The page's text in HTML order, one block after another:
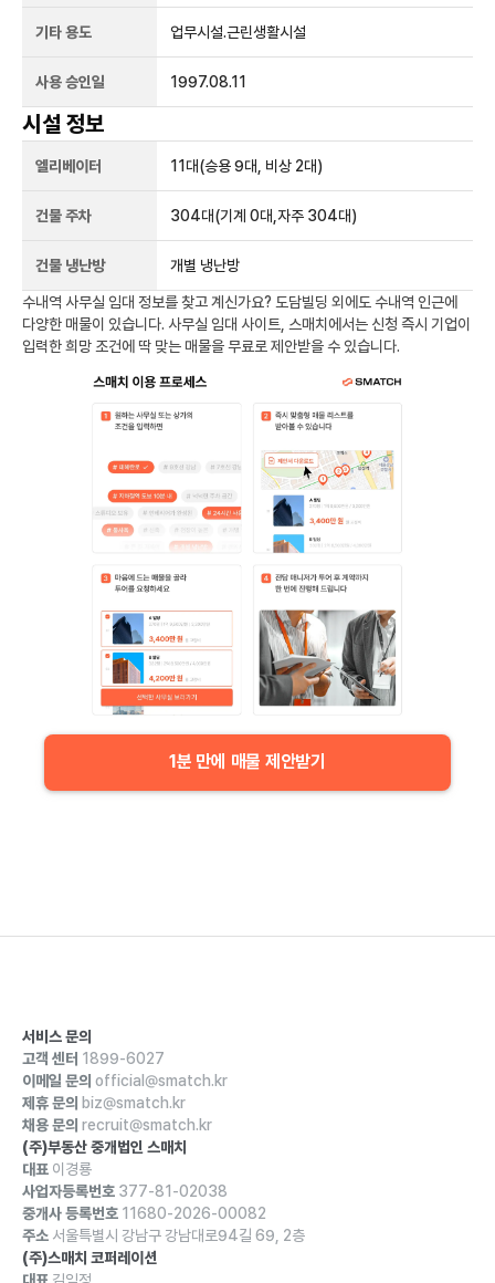
기타 용도 업무시설.근린생활시설
사용 승인일 1997.08.11
시설 정보
엘리베이터 11 대(승용 9대, 비상 2대)
건물 주차 304대(기계 0대,자주 304대)
건물 냉난방 개별 냉난방
수내역 사무실 임대 정보를 찾고 계신가요? 도담빌딩 외에도 수내역 인근에
다양한 매물이 있습니다. 사무실 임대 사이트, 스매치에서는 신청 즉시 기업이
입력한 희망 조건에 딱 맞는 매물을 무료로 제안받을 수 있습니다.
1분 만에 매물 제안받기
서비스 문의
고객 센터 1899-6027
이메일 문의 official@smatch.kr
제휴 문의 biz@smatch.kr
채용 문의 recruit@smatch.kr
(주)부동산 중개법인 스매치
대표 이경룡
사업자등록번호 377-81-02038
중개사 등록번호 11680-2026-00082
주소 서울특별시 강남구 강남대로94길 69, 2층
(주)스매치 코퍼레이션
대표 김익정